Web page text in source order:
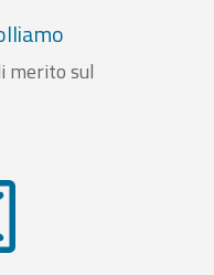
merito sul